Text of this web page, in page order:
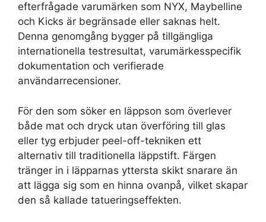
efterfrågade varumärken som NYX, Maybelline
och Kicks är begränsade eller saknas helt.
Denna genomgång bygger på tillgängliga
internationella testresultat, varumärkesspecifik
dokumentation och verifierade
användarrecensioner.
För den som söker en läppson som överlever
både mat och dryck utan överföring till glas
eller tyg erbjuder peel-off-tekniken ett
alternativ till traditionella läppstift. Färgen
tränger in i läpparnas yttersta skikt snarare än
att lägga sig som en hinna ovanpå, vilket skapar
den så kallade tatueringseffekten.